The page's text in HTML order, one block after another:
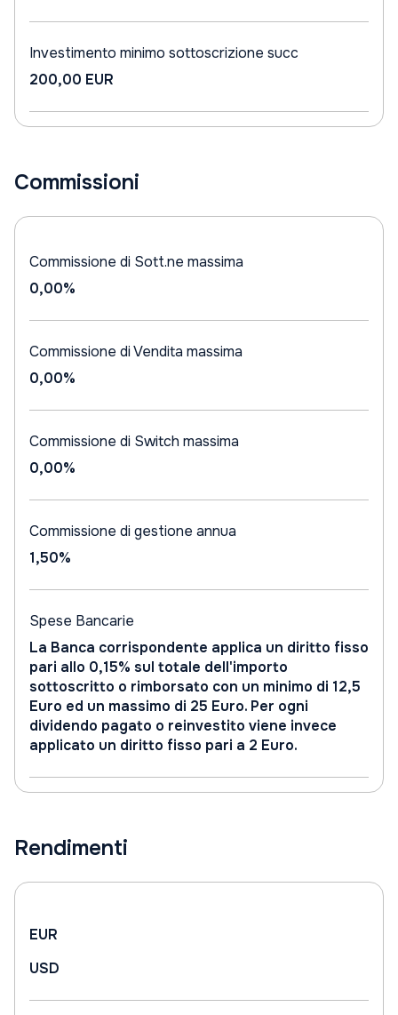
Investimento minimo sottoscrizione succ
200,00 EUR
Commissioni
Commissione di Sott.ne massima
0,00%
Commissione di Vendita massima
0,00%
Commissione di Switch massima
0,00%
Commissione di gestione annua
1,50%
Spese Bancarie
La Banca corrispondente applica un diritto fisso
pari allo 0,15% sul totale dell'importo
sottoscritto o rimborsato con un minimo di 12,5
Euro ed un massimo di 25 Euro. Per ogni
dividendo pagato o reinvestito viene invece
applicato un diritto fisso pari a 2 Euro.
Rendimenti
EUR
USD